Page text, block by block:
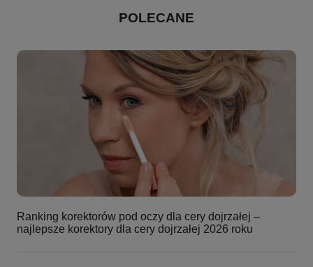
POLECANE
Ranking korektorów pod oczy dla cery dojrzałej –
najlepsze korektory dla cery dojrzałej 2026 roku